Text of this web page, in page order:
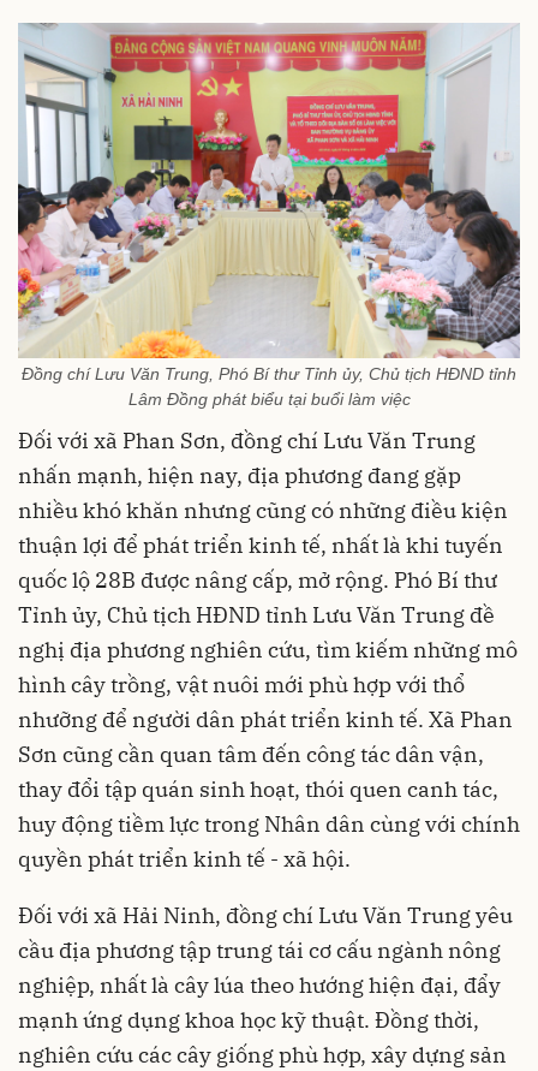
Đồng chí Lưu Văn Trung, Phó Bí thư Tỉnh ủy, Chủ tịch HĐND tỉnh
Lâm Đồng phát biểu tại buổi làm việc
Đối với xã Phan Sơn, đồng chí Lưu Văn Trung
nhấn mạnh, hiện nay, địa phương đang gặp
nhiều khó khăn nhưng cũng có những điều kiện
thuận lợi để phát triển kinh tế, nhất là khi tuyến
quốc lộ 28B được nâng cấp, mở rộng. Phó Bí thư
Tỉnh ủy, Chủ tịch HĐND tỉnh Lưu Văn Trung đề
nghị địa phương nghiên cứu, tìm kiếm những mô
hình cây trồng, vật nuôi mới phù hợp với thổ
nhưỡng để người dân phát triển kinh tế. Xã Phan
Sơn cũng cần quan tâm đến công tác dân vận,
thay đổi tập quán sinh hoạt, thói quen canh tác,
huy động tiềm lực trong Nhân dân cùng với chính
quyền phát triển kinh tế - xã hội.
Đối với xã Hải Ninh, đồng chí Lưu Văn Trung yêu
cầu địa phương tập trung tái cơ cấu ngành nông
nghiệp, nhất là cây lúa theo hướng hiện đại, đẩy
mạnh ứng dụng khoa học kỹ thuật. Đồng thời,
nghiên cứu các cây giống phù hợp, xây dựng sản